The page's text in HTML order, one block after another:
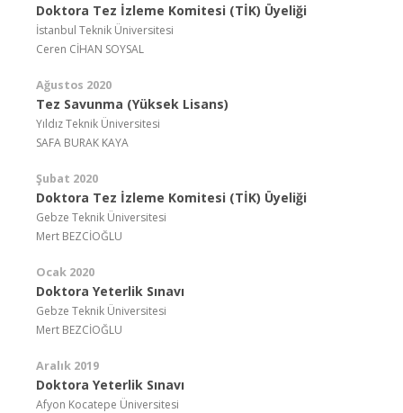
Doktora Tez İzleme Komitesi (TİK) Üyeliği
İstanbul Teknik Üniversitesi
Ceren CİHAN SOYSAL
Ağustos 2020
Tez Savunma (Yüksek Lisans)
Yıldız Teknik Üniversitesi
SAFA BURAK KAYA
Şubat 2020
Doktora Tez İzleme Komitesi (TİK) Üyeliği
Gebze Teknik Üniversitesi
Mert BEZCİOĞLU
Ocak 2020
Doktora Yeterlik Sınavı
Gebze Teknik Üniversitesi
Mert BEZCİOĞLU
Aralık 2019
Doktora Yeterlik Sınavı
Afyon Kocatepe Üniversitesi